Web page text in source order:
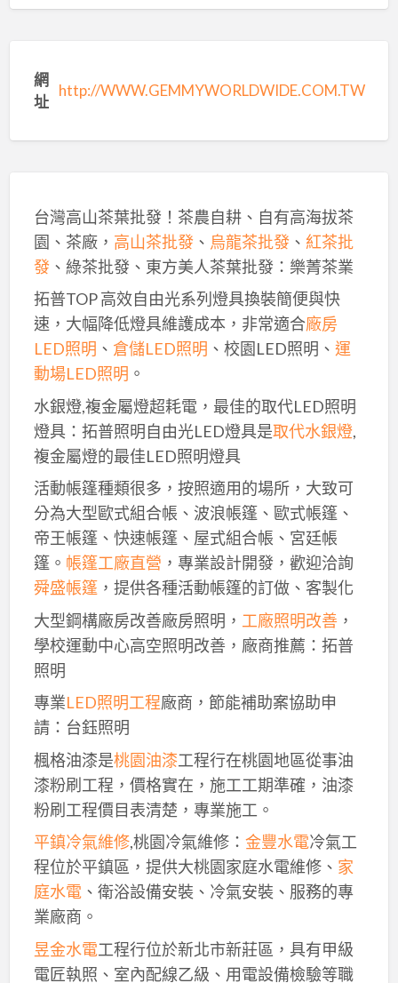
網
址
http://WWW.GEMMYWORLDWIDE.COM.TW
台灣高山茶葉批發！茶農自耕、自有高海拔茶
園、茶廠， 高山茶批發、 烏龍茶批發、 紅茶批
發、綠茶批發、東方美人茶葉批發：樂菁茶業
拓普TOP 高效自由光系列燈具換裝簡便與快
速，大幅降低燈具維護成本，非常適合廠房
LED照明 、 倉儲LED照明 、校園LED照明、 運
動場LED照明 。
水銀燈,複金屬燈超耗電，最佳的取代LED照明
燈具：拓普照明自由光LED燈具是取代水銀燈,
複金屬燈的最佳LED照明燈具
活動帳篷種類很多，按照適用的場所，大致可
分為大型歐式組合帳、波浪帳篷、歐式帳篷、
帝王帳篷、快速帳篷、屋式組合帳、宮廷帳
篷。 帳篷工廠直營 ，專業設計開發，歡迎洽詢
舜盛帳篷，提供各種活動帳篷的訂做、客製化
大型鋼構廠房改善廠房照明， 工廠照明改善，
學校運動中心高空照明改善，廠商推薦：拓普
照明
專業LED照明工程廠商，節能補助案協助申
請：台鈺照明
楓格油漆是桃園油漆工程行在桃園地區從事油
漆粉刷工程，價格實在，施工工期準確，油漆
粉刷工程價目表清楚，專業施工。
平鎮冷氣維修,桃園冷氣維修： 金豐水電冷氣工
程位於平鎮區，提供大桃園家庭水電維修、 家
庭水電、衛浴設備安裝、冷氣安裝、服務的專
業廠商。
昱金水電工程行位於新北市新莊區，具有甲級
電匠執照、室內配線乙級、用電設備檢驗等職